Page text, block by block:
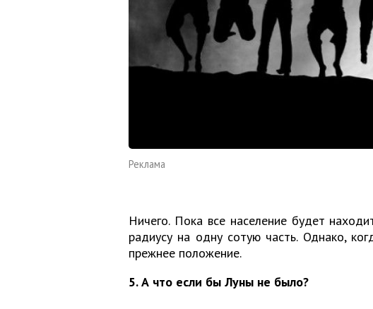
Реклама
Ничего. Пока все население будет
радиусу на одну сотую часть. Однако,
прежнее положение.
5. А что если бы Луны не было?